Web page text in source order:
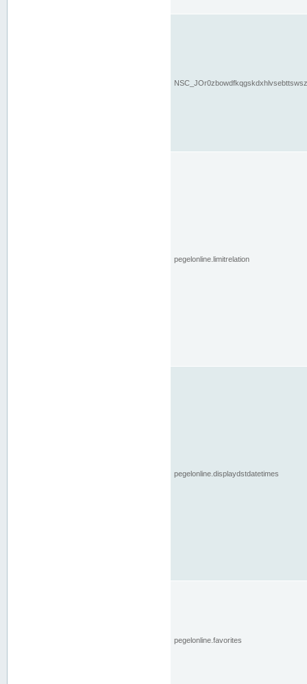
pegelonline.limitrelation
pegelonline.displaydstdatetimes
pegelonline.favorites